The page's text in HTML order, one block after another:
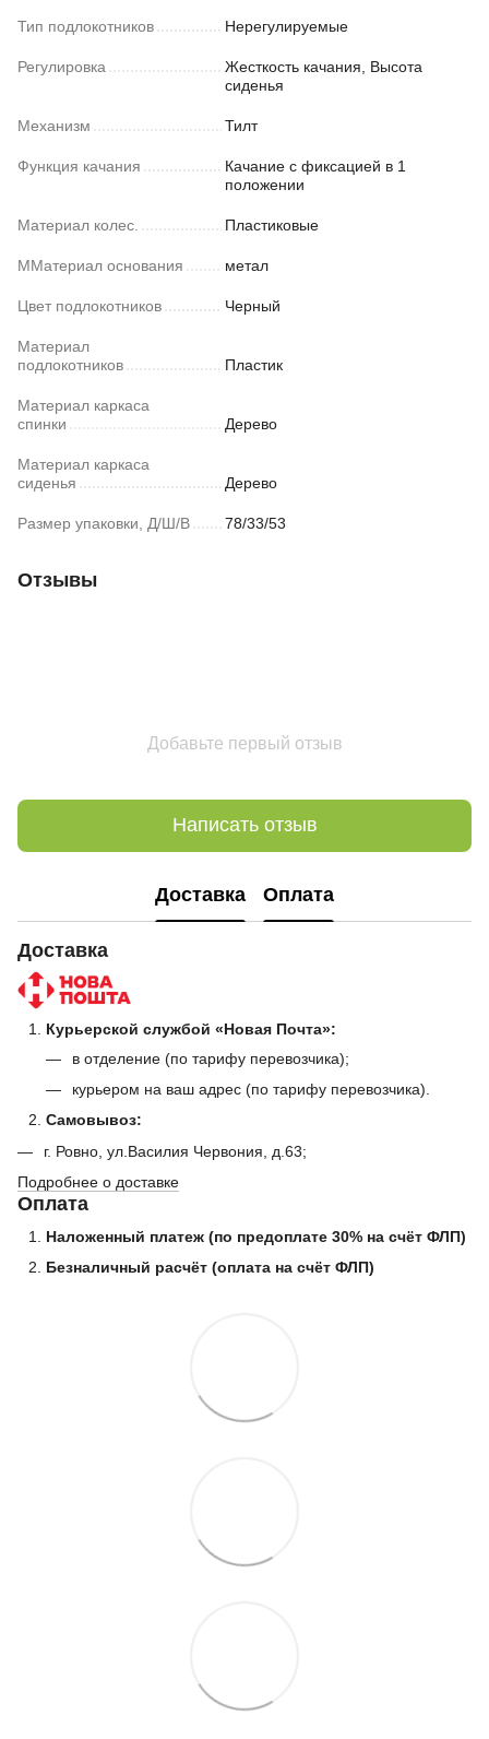
Тип подлокотников Нерегулируемые
Регулировка
Жесткость качания, Высота
сиденья
Механизм Тилт
Функция качания
Качание с фиксацией в 1
положении
Материал колес. Пластиковые
ММатериал основания метал
Цвет подлокотников Черный
Материал
подлокотников
Пластик
Материал каркаса
спинки
Дерево
Материал каркаса
сиденья
Дерево
Размер упаковки, Д/Ш/В 78/33/53
Отзывы
Добавьте первый отзыв
Написать отзыв
Доставка Оплата
Доставка
Курьерской службой «Новая Почта»:
в отделение (по тарифу перевозчика);
курьером на ваш адрес (по тарифу перевозчика).
Самовывоз:
г. Ровно, ул.Василия Червония, д.63;
Подробнее о доставке
Оплата
Наложенный платеж (по предоплате 30% на счёт ФЛП)
Безналичный расчёт (оплата на счёт ФЛП)